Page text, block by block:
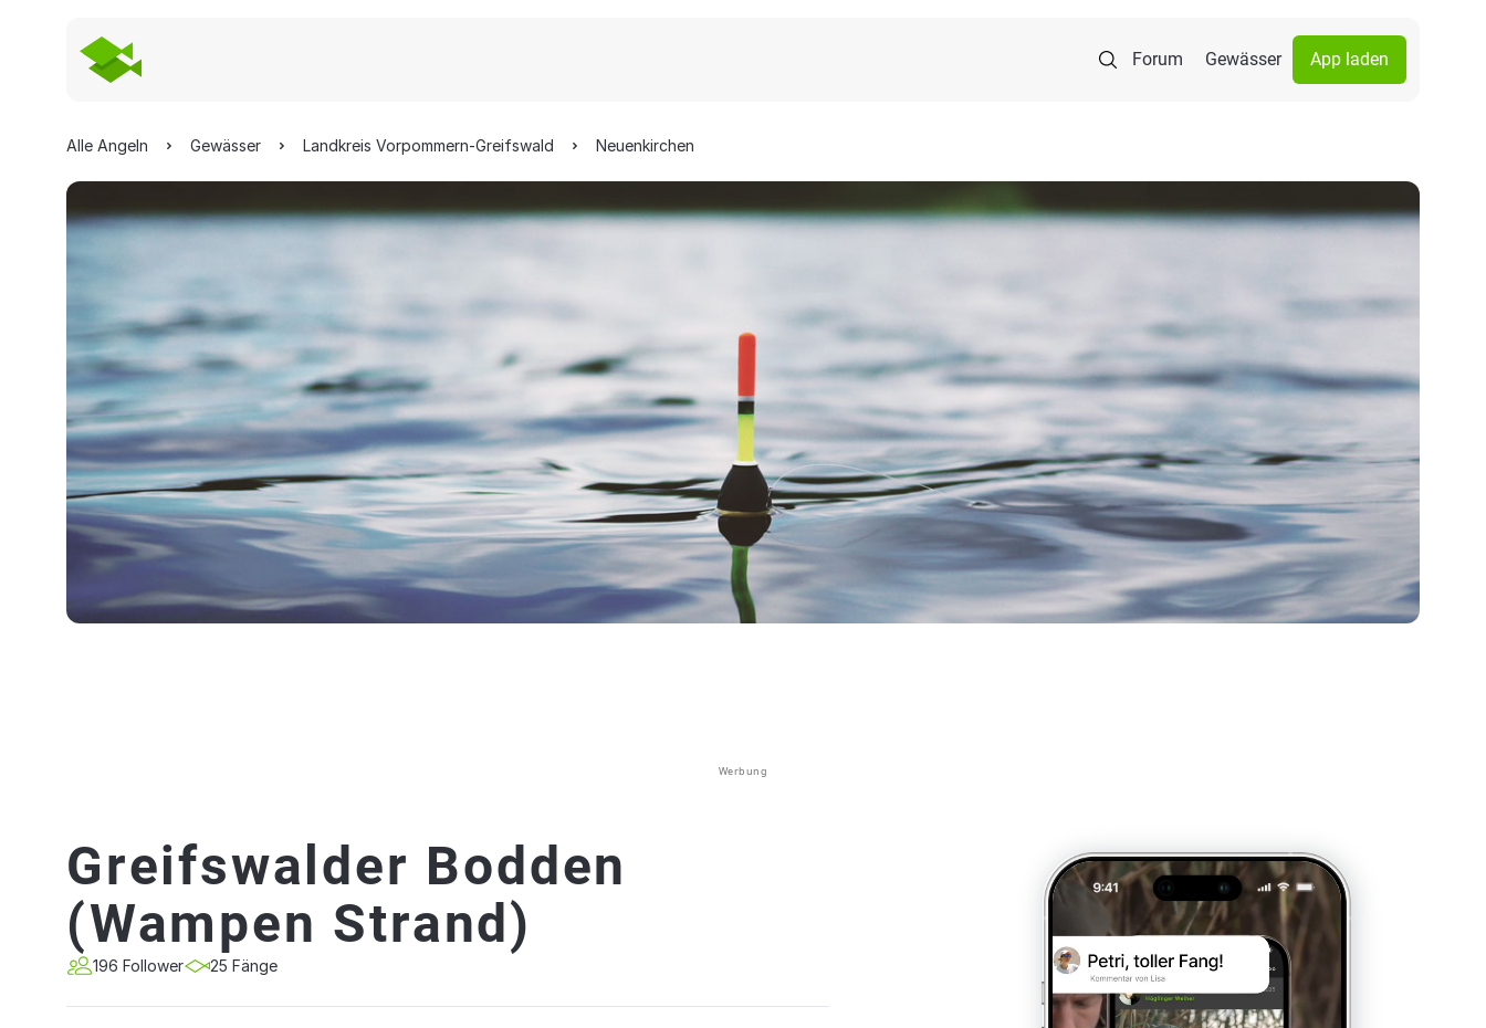
Forum Gewässer App laden
Alle Angeln Gewässer Landkreis Vorpommern-Greifswald Neuenkirchen
Werbung
Greifswalder Bodden
(Wampen Strand)
196 Follower 25 Fänge